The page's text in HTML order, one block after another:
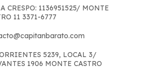
CRESPO: 1136951525/ MONTE
11 3371-6777
5239, LOCAL 3/
1906 MONTE CASTRO